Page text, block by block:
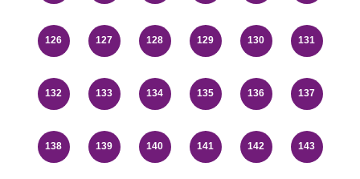
126 127 128 129 130 131
132 133 134 135 136 137
138 139 140 141 142 143